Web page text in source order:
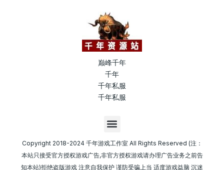
巅峰千年
千年
千年私服
千年私服
M
e
n
u
Copyright 2018-2024 千年游戏工作室 All Rights Reserved (注：
本站只接受官方授权游戏广告,非官方授权游戏请办理广告业务之前告
知本站)拒绝盗版游戏 注意自我保护 谨防受骗上当 适度游戏益脑 沉迷